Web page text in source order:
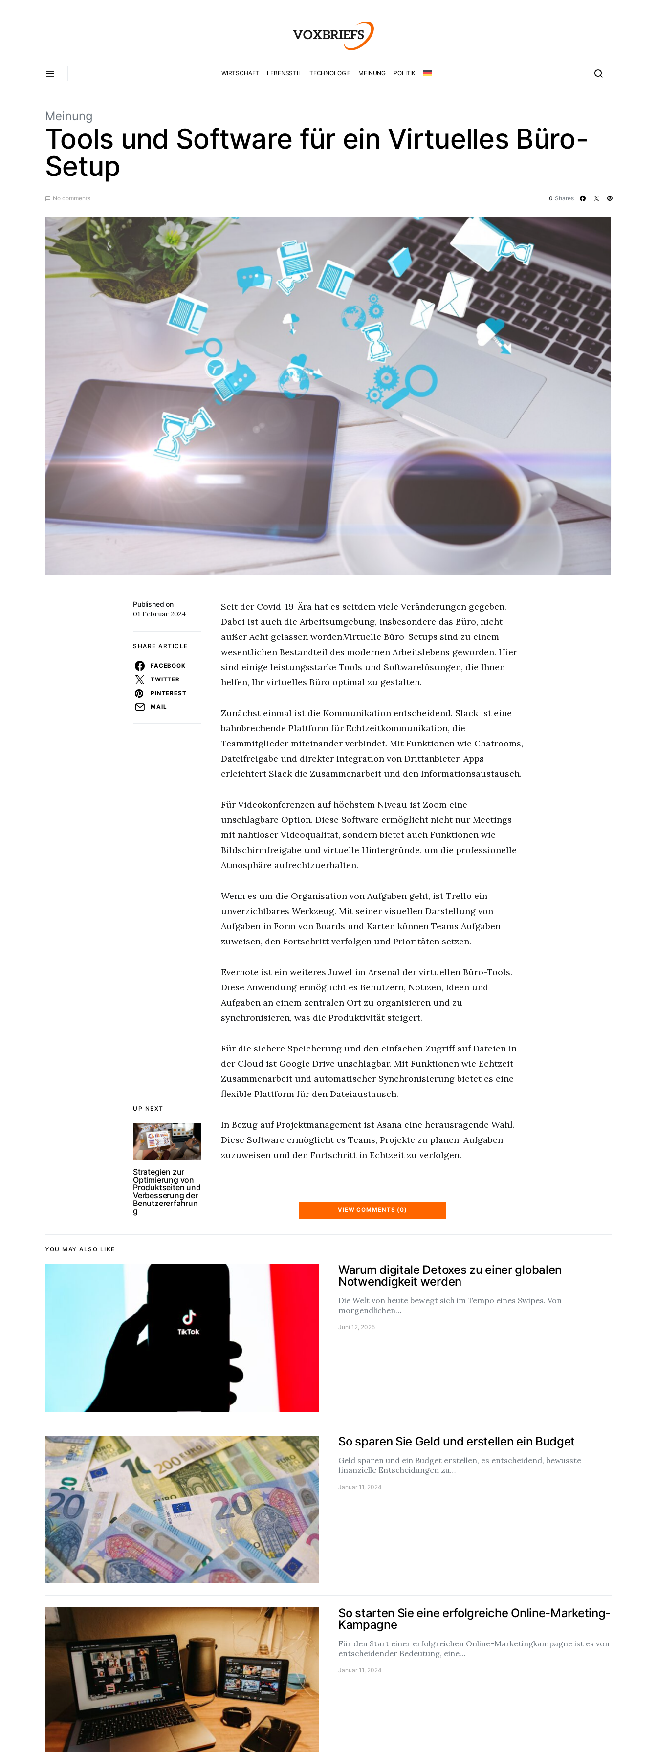
WIRTSCHAFT LEBENSSTIL TECHNOLOGIE MEINUNG POLITIK
Meinung
Tools und Software für ein Virtuelles Büro-
Setup
No comments 0 Shares
UP NEXT
Strategien zur
Optimierung von
Produktseiten und
Verbesserung der
Benutzererfahrun
g
Published on
01 Februar 2024
SHARE ARTICLE
FACEBOOK
TWITTER
PINTEREST
MAIL
Seit der Covid-19-Ära hat es seitdem viele Veränderungen gegeben.
Dabei ist auch die Arbeitsumgebung, insbesondere das Büro, nicht
außer Acht gelassen worden.Virtuelle Büro-Setups sind zu einem
wesentlichen Bestandteil des modernen Arbeitslebens geworden. Hier
sind einige leistungsstarke Tools und Softwarelösungen, die Ihnen
helfen, Ihr virtuelles Büro optimal zu gestalten.
Zunächst einmal ist die Kommunikation entscheidend. Slack ist eine
bahnbrechende Plattform für Echtzeitkommunikation, die
Teammitglieder miteinander verbindet. Mit Funktionen wie Chatrooms,
Dateifreigabe und direkter Integration von Drittanbieter-Apps
erleichtert Slack die Zusammenarbeit und den Informationsaustausch.
Für Videokonferenzen auf höchstem Niveau ist Zoom eine
unschlagbare Option. Diese Software ermöglicht nicht nur Meetings
mit nahtloser Videoqualität, sondern bietet auch Funktionen wie
Bildschirmfreigabe und virtuelle Hintergründe, um die professionelle
Atmosphäre aufrechtzuerhalten.
Wenn es um die Organisation von Aufgaben geht, ist Trello ein
unverzichtbares Werkzeug. Mit seiner visuellen Darstellung von
Aufgaben in Form von Boards und Karten können Teams Aufgaben
zuweisen, den Fortschritt verfolgen und Prioritäten setzen.
Evernote ist ein weiteres Juwel im Arsenal der virtuellen Büro-Tools.
Diese Anwendung ermöglicht es Benutzern, Notizen, Ideen und
Aufgaben an einem zentralen Ort zu organisieren und zu
synchronisieren, was die Produktivität steigert.
Für die sichere Speicherung und den einfachen Zugriff auf Dateien in
der Cloud ist Google Drive unschlagbar. Mit Funktionen wie Echtzeit-
Zusammenarbeit und automatischer Synchronisierung bietet es eine
flexible Plattform für den Dateiaustausch.
In Bezug auf Projektmanagement ist Asana eine herausragende Wahl.
Diese Software ermöglicht es Teams, Projekte zu planen, Aufgaben
zuzuweisen und den Fortschritt in Echtzeit zu verfolgen.
VIEW COMMENTS (0)
YOU MAY ALSO LIKE
Warum digitale Detoxes zu einer globalen
Notwendigkeit werden
Die Welt von heute bewegt sich im Tempo eines Swipes. Von
morgendlichen…
Juni 12, 2025
So sparen Sie Geld und erstellen ein Budget
Geld sparen und ein Budget erstellen, es entscheidend, bewusste
finanzielle Entscheidungen zu…
Januar 11, 2024
So starten Sie eine erfolgreiche Online-Marketing-
Kampagne
Für den Start einer erfolgreichen Online-Marketingkampagne ist es von
entscheidender Bedeutung, eine…
Januar 11, 2024